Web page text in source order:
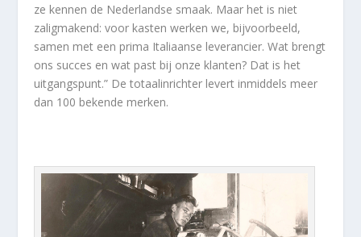
ze kennen de Nederlandse smaak. Maar het is niet
zaligmakend: voor kasten werken we, bijvoorbeeld,
samen met een prima Italiaanse leverancier. Wat brengt
ons succes en wat past bij onze klanten? Dat is het
uitgangspunt.” De totaalinrichter levert inmiddels meer
dan 100 bekende merken.